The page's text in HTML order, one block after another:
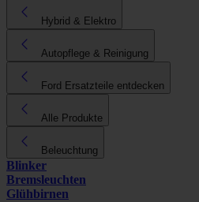
Hybrid & Elektro
Autopflege & Reinigung
Ford Ersatzteile entdecken
Alle Produkte
Beleuchtung
Blinker
Bremsleuchten
Glühbirnen